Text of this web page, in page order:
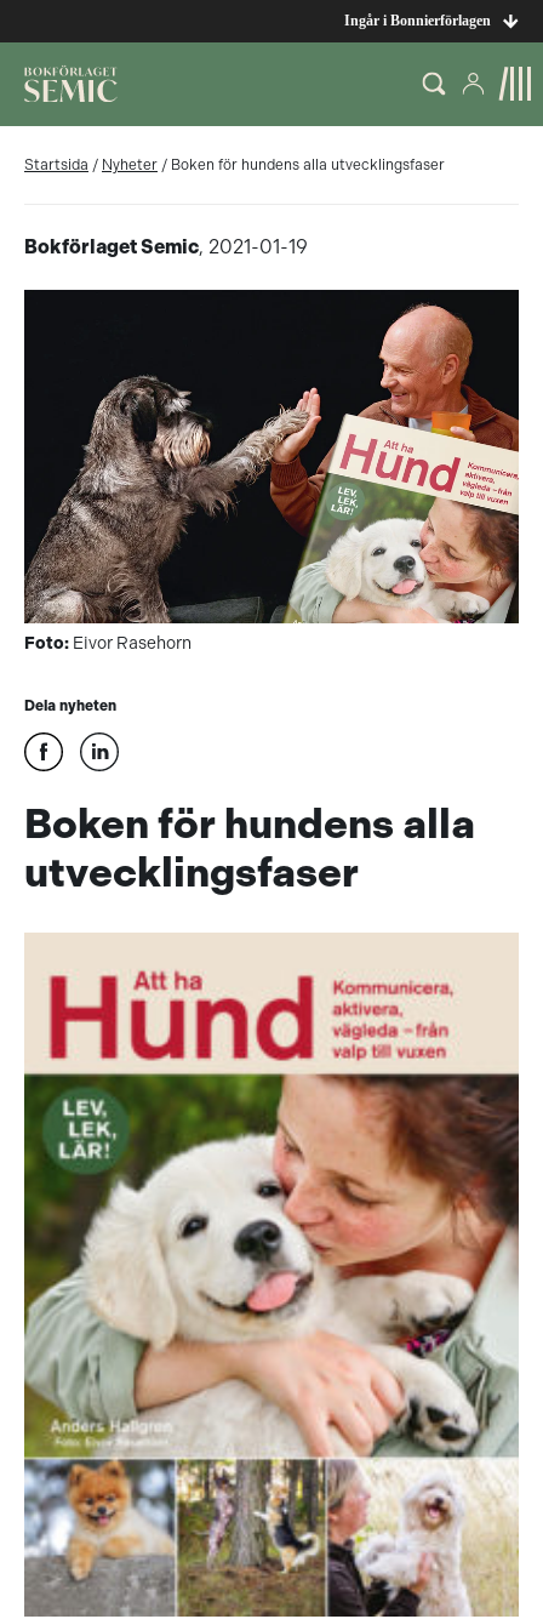
Ingår i Bonnierförlagen
Startsida / Nyheter / Boken för hundens alla utvecklingsfaser
Bokförlaget Semic, 2021-01-19
Foto: Eivor Rasehorn
Dela nyheten
Boken för hundens alla
utvecklingsfaser